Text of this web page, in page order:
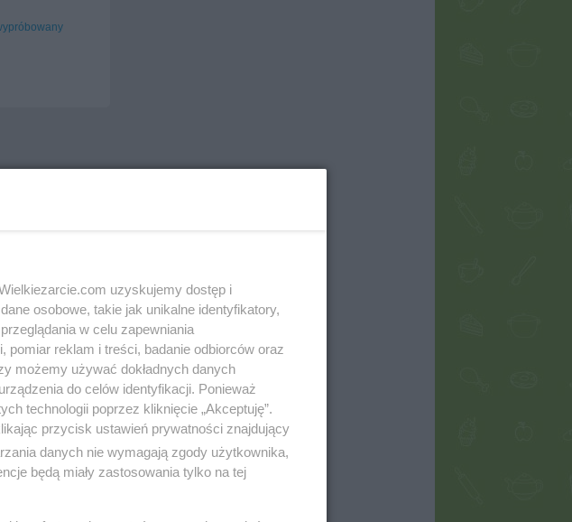
uzyskujemy dostęp i
osobowe, takie jak unikalne identyfikatory,
w celu zapewniania
reklam i treści, badanie odbiorców oraz
możemy używać dokładnych danych
do celów identyfikacji. Ponieważ
technologii poprzez kliknięcie „Akceptuję”.
przycisk ustawień prywatności znajdujący
danych nie wymagają zgody użytkownika,
będą miały zastosowania tylko na tej